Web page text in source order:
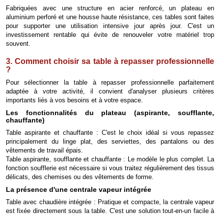
Fabriquées avec une structure en acier renforcé, un plateau en
aluminium perforé et une housse haute résistance, ces tables sont faites
pour supporter une utilisation intensive jour après jour. C'est un
investissement rentable qui évite de renouveler votre matériel trop
souvent.
3. Comment choisir sa table à repasser professionnelle
?
Pour sélectionner la table à repasser professionnelle parfaitement
adaptée à votre activité, il convient d'analyser plusieurs critères
importants liés à vos besoins et à votre espace.
Les fonctionnalités du plateau (aspirante, soufflante,
chauffante)
Table aspirante et chauffante : C'est le choix idéal si vous repassez
principalement du linge plat, des serviettes, des pantalons ou des
vêtements de travail épais.
Table aspirante, soufflante et chauffante : Le modèle le plus complet. La
fonction soufflerie est nécessaire si vous traitez régulièrement des tissus
délicats, des chemises ou des vêtements de forme.
La présence d'une centrale vapeur intégrée
Table avec chaudière intégrée : Pratique et compacte, la centrale vapeur
est fixée directement sous la table. C'est une solution tout-en-un facile à